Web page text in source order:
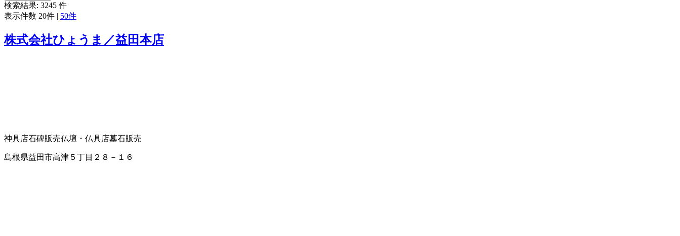
検索結果: 3245 件
表示件数 20件 | 50件
株式会社ひょうま／益田本店
神具店石碑販売仏壇・仏具店墓石販売
島根県益田市高津５丁目２８－１６